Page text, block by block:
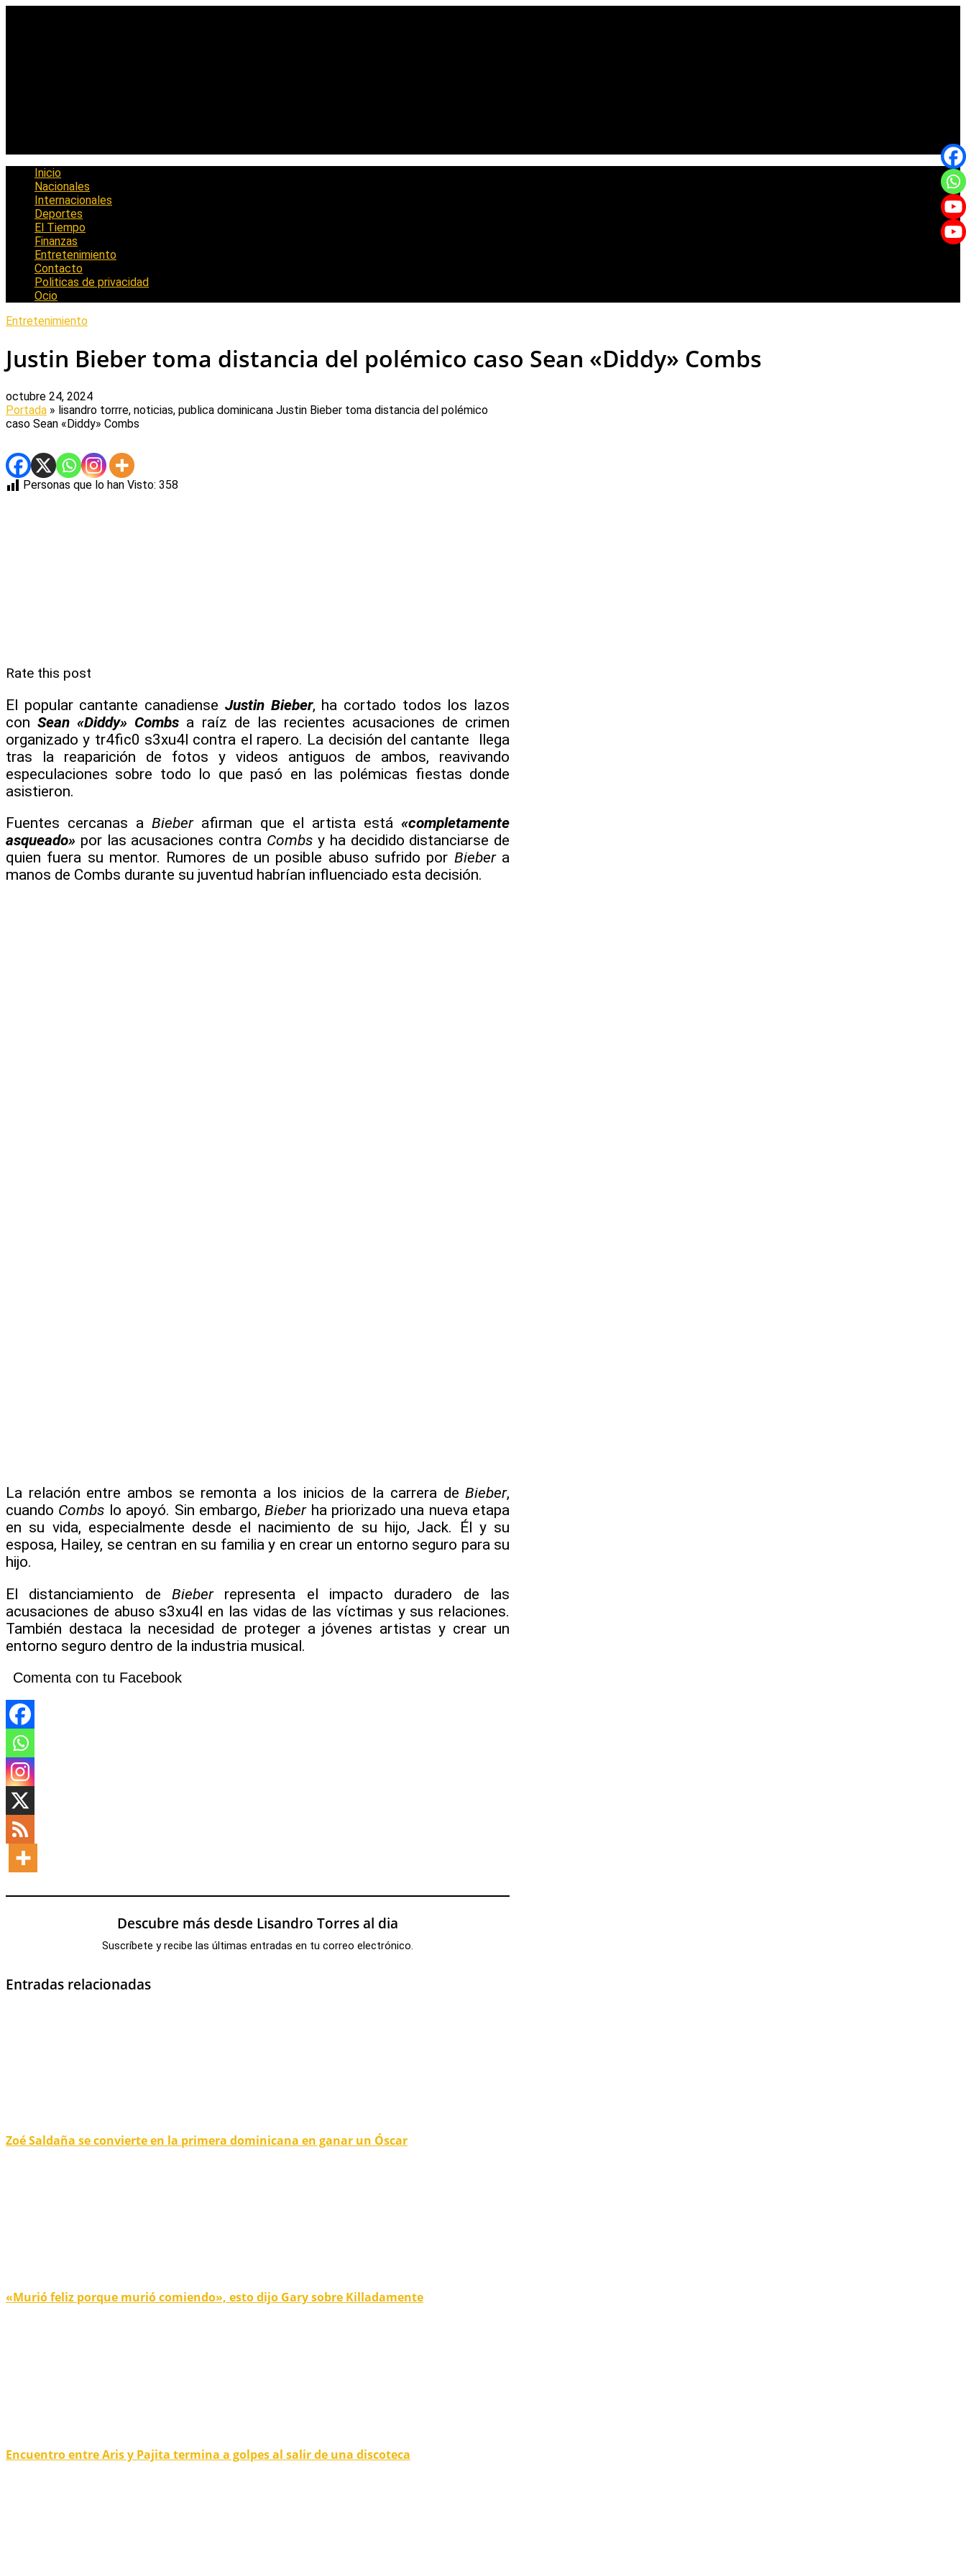
Inicio
Nacionales
Internacionales
Deportes
El Tiempo
Finanzas
Entretenimiento
Contacto
Politicas de privacidad
Ocio
Entretenimiento
Justin Bieber toma distancia del polémico caso Sean «Diddy» Combs
octubre 24, 2024
Portada » lisandro torrre, noticias, publica dominicana Justin Bieber toma distancia del polémico
caso Sean «Diddy» Combs
Personas que lo han Visto: 358
Rate this post
El popular cantante canadiense Justin Bieber, ha cortado todos los lazos
conSean «Diddy» Combs a raíz de las recientes acusaciones de crimen
organizado y tr4fic0 s3xu4l contra el rapero. La decisión del cantante llega
tras la reaparición de fotos y videos antiguos de ambos, reavivando
especulaciones sobre todo lo que pasó en las polémicas fiestas donde
asistieron.
Fuentes cercanas aBieberafirman que el artista está«completamente
asqueado» por las acusaciones contra Combs y ha decidido distanciarse de
quien fuera su mentor. Rumores de un posible abuso sufrido por Biebera
manos de Combs durante su juventud habrían influenciado esta decisión.
La relación entre ambos se remonta a los inicios de la carrera deBieber,
cuando Combs lo apoyó. Sin embargo,Bieberha priorizado una nueva etapa
en su vida, especialmente desde el nacimiento de su hijo, Jack. Él y su
esposa, Hailey, se centran en su familia y en crear un entorno seguro para su
hijo.
El distanciamiento deBieberrepresenta el impacto duradero de las
acusaciones de abuso s3xu4l en las vidas de las víctimas y sus relaciones.
También destaca la necesidad de proteger a jóvenes artistas y crear un
entorno seguro dentro de la industria musical.
Comenta con tu Facebook
Descubre más desde Lisandro Torres al dia
Suscríbete y recibe las últimas entradas en tu correo electrónico.
Entradas relacionadas
Zoé Saldaña se convierte en la primera dominicana en ganar un Óscar
«Murió feliz porque murió comiendo», esto dijo Gary sobre Killadamente
Encuentro entre Aris y Pajita termina a golpes al salir de una discoteca